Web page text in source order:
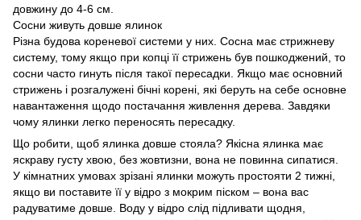
довжину до 4-6 см.
Сосни живуть довше ялинок
Різна будова кореневої системи у них. Сосна має стрижневу
систему, тому якщо при копці її стрижень був пошкоджений, то
сосни часто гинуть після такої пересадки. Якщо має основний
стрижень і розгалужені бічні корені, які беруть на себе основне
навантаження щодо постачання живлення дерева. Завдяки
чому ялинки легко переносять пересадку.
Що робити, щоб ялинка довше стояла? Якісна ялинка має
яскраву густу хвою, без жовтизни, вона не повинна сипатися.
У кімнатних умовах зрізані ялинки можуть простояти 2 тижні,
якщо ви поставите її у відро з мокрим піском – вона вас
радуватиме довше. Воду у відро слід підливати щодня,